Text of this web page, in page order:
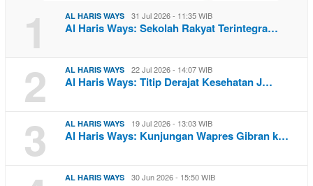
1 AL HARIS WAYS 31 Jul 2026 - 11:35 WIB
Al Haris Ways: Sekolah Rakyat Terintegra…
2 AL HARIS WAYS 22 Jul 2026 - 14:07 WIB
Al Haris Ways: Titip Derajat Kesehatan J…
3 AL HARIS WAYS 19 Jul 2026 - 13:03 WIB
Al Haris Ways: Kunjungan Wapres Gibran k…
AL HARIS WAYS 30 Jun 2026 - 15:50 WIB